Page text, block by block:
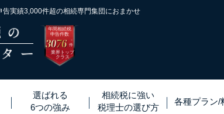
告実績3,000件超の相続専門集団におまかせ
年間相続税
申告件数
3076 ※
件
業界トップ
クラス
選ばれる
6つの強み
相続税に強い
税理士の選び方
各種プラン/